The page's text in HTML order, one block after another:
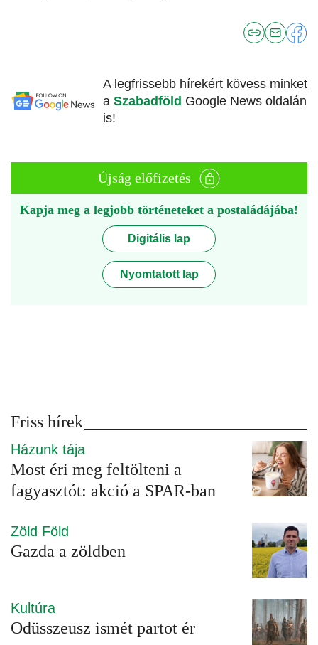
A legfrissebb hírekért kövess minket
a Szabadföld Google News oldalán
is!
Újság előfizetés
Kapja meg a legjobb történeteket a postaládájába!
Digitális lap
Nyomtatott lap
Friss hírek
Házunk tája
Most éri meg feltölteni a
fagyasztót: akció a SPAR-ban
Zöld Föld
Gazda a zöldben
Kultúra
Odüsszeusz ismét partot ér